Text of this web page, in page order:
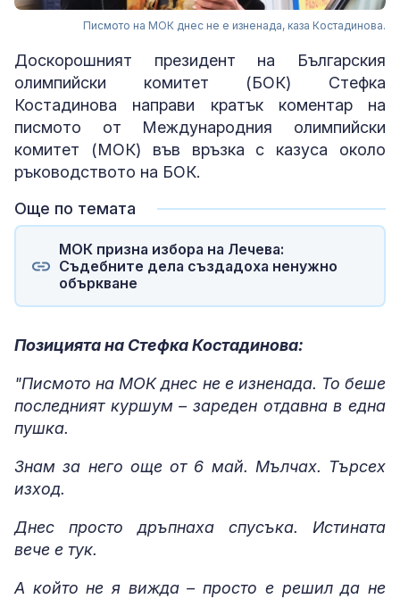
Писмото на МОК днес не е изненада, каза Костадинова.
Доскорошният президент на Българския
олимпийски комитет (БОК) Стефка
Костадинова направи кратък коментар на
писмото от Международния олимпийски
комитет (МОК) във връзка с казуса около
ръководството на БОК.
Още по темата
МОК призна избора на Лечева:
Съдебните дела създадоха ненужно
объркване
Позицията на Стефка Костадинова:
"Писмото на МОК днес не е изненада. То беше
последният куршум – зареден отдавна в една
пушка.
Знам за него още от 6 май. Мълчах. Търсех
изход.
Днес просто дръпнаха спусъка. Истината
вече е тук.
А който не я вижда – просто е решил да не